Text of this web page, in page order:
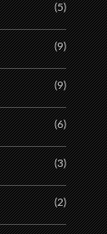
(5)
(9)
(9)
(6)
(3)
(2)